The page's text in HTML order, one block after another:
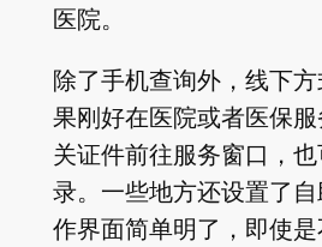
医院。
除了手机查询外，线下
果刚好在医院或者医保
关证件前往服务窗口，
录。一些地方还设置了
作界面简单明了，即使